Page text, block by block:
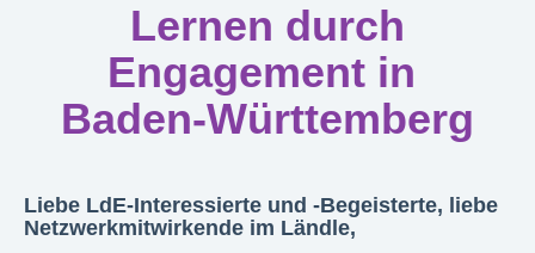
Lernen durch
Engagement in
Baden-Württemberg
Liebe LdE-Interessierte und -Begeisterte, liebe
Netzwerkmitwirkende im Ländle,